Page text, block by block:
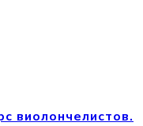
виолончелистов.